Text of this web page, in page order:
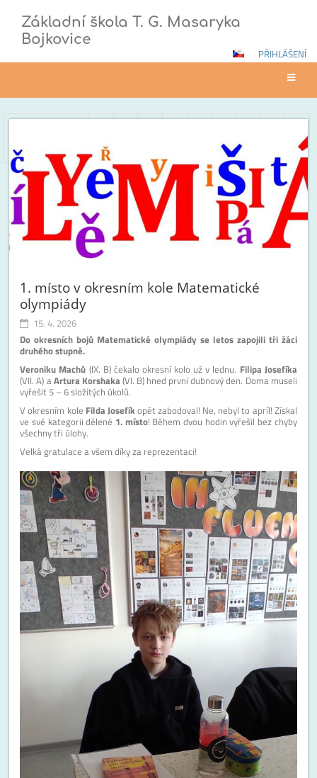
Základní škola T. G. Masaryka
Bojkovice
PŘIHLÁŠENÍ
Novinky
1. místo v okresním kole Matematické
olympiády
15. 4. 2026
Do okresních bojů Matematické olympiády se letos zapojili tři žáci
druhého stupně.
Veroniku Machů (IX. B) čekalo okresní kolo už v lednu. Filipa Josefíka
(VII. A) aArtura Korshaka(VI. B) hned první dubnový den. Doma museli
vyřešit 5 – 6 složitých úkolů.
V okresním kole Filda Josefíkopět zabodoval! Ne, nebyl to apríl! Získal
ve své kategorii dělené 1. místo! Během dvou hodin vyřešil bez chyby
všechny tři úlohy.
Velká gratulace a všem díky za reprezentaci!
10